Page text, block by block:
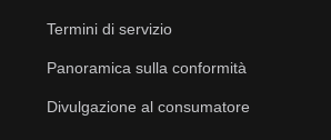
Termini di servizio
Panoramica sulla conformità
Divulgazione al consumatore